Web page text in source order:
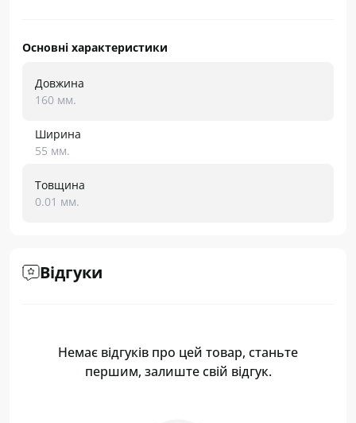
Основні характеристики
Довжина
160 мм.
Ширина
55 мм.
Товщина
0.01 мм.
Відгуки
Немає відгуків про цей товар, станьте
першим, залиште свій відгук.